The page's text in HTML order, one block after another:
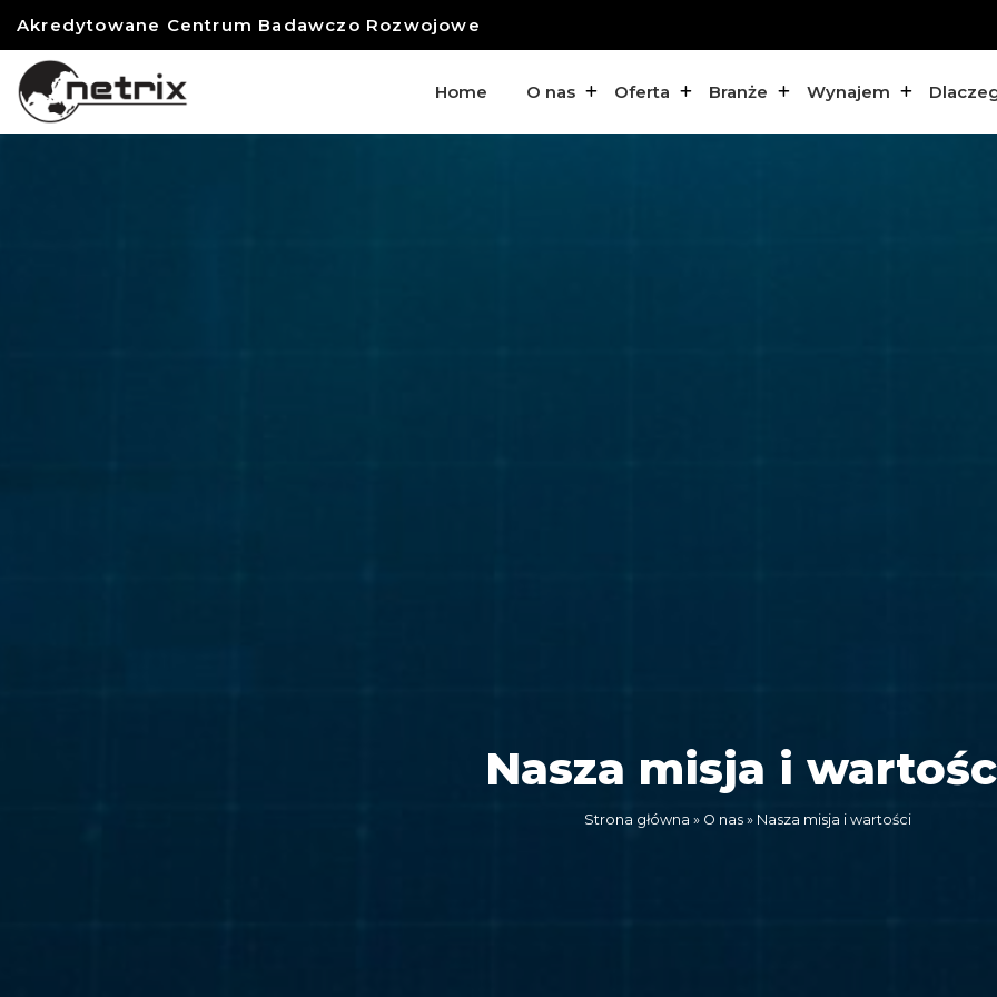
Akredytowane Centrum Badawczo Rozwojowe
Home O nas Oferta Branże Wynajem
Nasza misja i
Strona główna » O nas » Nasza misja i wartości